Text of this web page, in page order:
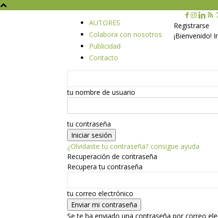
AUTORES
Colabora con nosotros
Publicidad
Contacto
Registrarse
¡Bienvenido!
tu nombre de usuario
tu contraseña
¿Olvidaste tu contraseña? consigue ayuda
Recuperación de contraseña
Recupera tu contraseña
tu correo electrónico
Se te ha enviado una contraseña por correo